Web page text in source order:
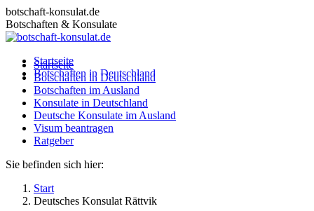
Zum
Inhalt
springen
botschaft-konsulat.de
Botschaften & Konsulate
Startseite
Botschaften in Deutschland
Botschaften im Ausland
Konsulate in Deutschland
Deutsche Konsulate im Ausland
Visum beantragen
Ratgeber
Startseite
Botschaften in Deutschland
Botschaften im Ausland
Konsulate in Deutschland
Deutsche Konsulate im Ausland
Visum beantragen
Ratgeber
Sie befinden sich hier:
Start
Deutsches Konsulat Rättvik